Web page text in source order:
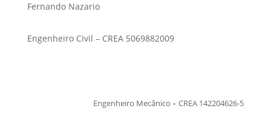
Fernando Nazario
Engenheiro Civil – CREA 5069882009
Engenheiro Mecânico – CREA 142204626-5